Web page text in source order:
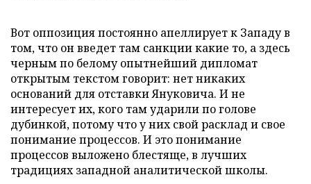
Вот оппозиция постоянно апеллирует к Западу в
том, что он введет там санкции какие то, а здесь
черным по белому опытнейший дипломат
открытым текстом говорит: нет никаких
оснований для отставки Януковича. И не
интересует их, кого там ударили по голове
дубинкой, потому что у них свой расклад и свое
понимание процессов. И это понимание
процессов выложено блестяще, в лучших
традициях западной аналитической школы.